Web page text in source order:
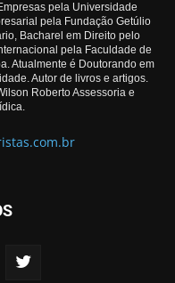
pela Universidade
pela Fundação Getúlio
Bacharel em Direito pelo
pela Faculdade de
Atualmente é Doutorando em
Autor de livros e artigos.
Roberto Assessoria e